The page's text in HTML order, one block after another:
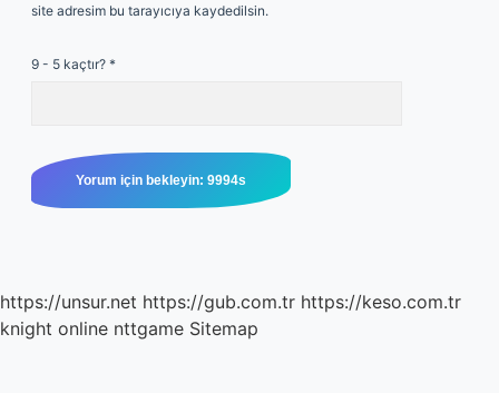
site adresim bu tarayıcıya kaydedilsin.
9 - 5 kaçtır? *
https://unsur.net https://gub.com.tr https://keso.com.tr
knight online nttgame Sitemap